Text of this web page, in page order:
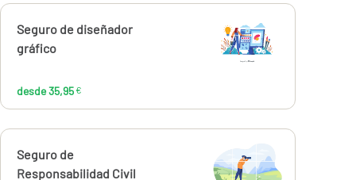
Calcúlalo ahora
Seguro de diseñador
gráfico
desde 35,95 €
35,95€
Calcúlalo ahora
Seguro de
Responsabilidad Civil